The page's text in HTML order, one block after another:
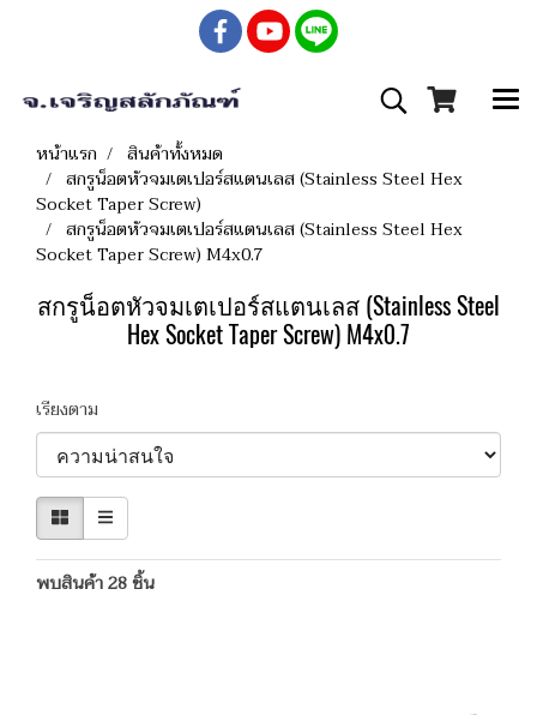
หน้าแรก
สินค้าทั้งหมด
สกรูน็อตหัวจมเตเปอร์สแตนเลส (Stainless Steel Hex
Socket Taper Screw)
สกรูน็อตหัวจมเตเปอร์สแตนเลส (Stainless Steel Hex
Socket Taper Screw) M4x0.7
สกรูน็อตหัวจมเตเปอร์สแตนเลส (Stainless Steel
Hex Socket Taper Screw) M4x0.7
เรียงตาม
พบสินค้า 28 ชิ้น